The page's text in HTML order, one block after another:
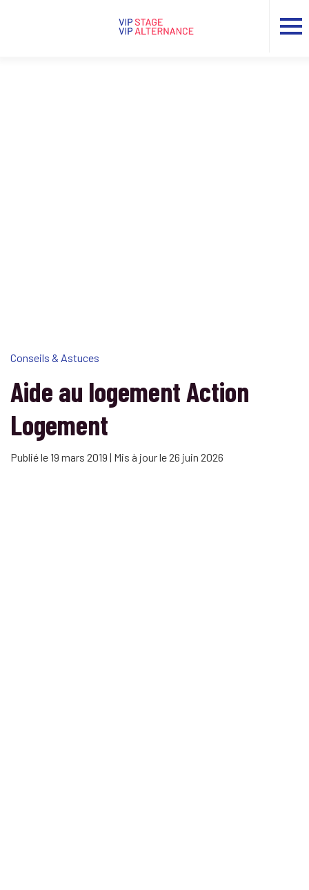
Conseils & Astuces
Aide au logement Action
Logement
Publié le 19 mars 2019 | Mis à jour le 26 juin 2026